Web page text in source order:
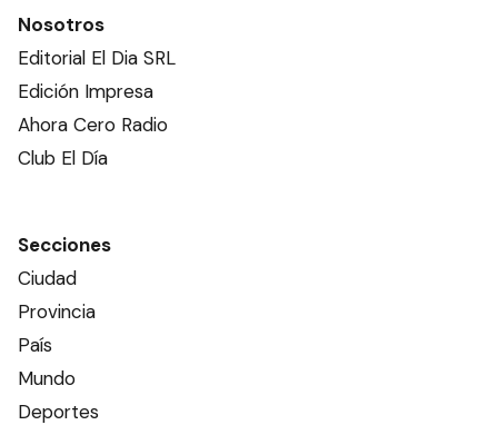
Nosotros
Editorial El Dia SRL
Edición Impresa
Ahora Cero Radio
Club El Día
Secciones
Ciudad
Provincia
País
Mundo
Deportes